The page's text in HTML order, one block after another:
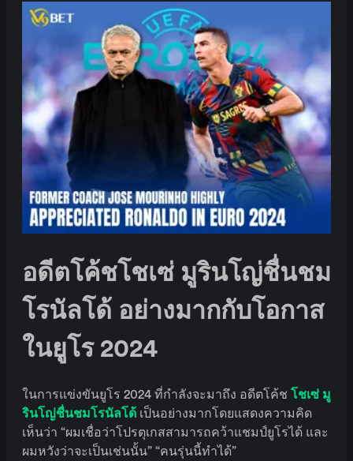
อดีตโค้ชโชเซ่ มูรินโญ่ชื่นชม
โรนัลโด้ อย่างมากกับโอกาส
ในยูโร 2024
ในการแข่งขันยูโร 2024 ที่กำลังจะมาถึง อดีตโค้ช โชเซ่ มู
รินโญ่ชื่นชมโรนัลโด้ เป็นอย่างมากโดยแสดงความคิด
เห็นว่า “ผมเชื่อว่าโปรตุเกสสามารถคว้าแชมป์ยูโรได้ และ
ผมหวังว่าจะเป็นเช่นนั้น” “คนรุ่นนี้ทำได้”